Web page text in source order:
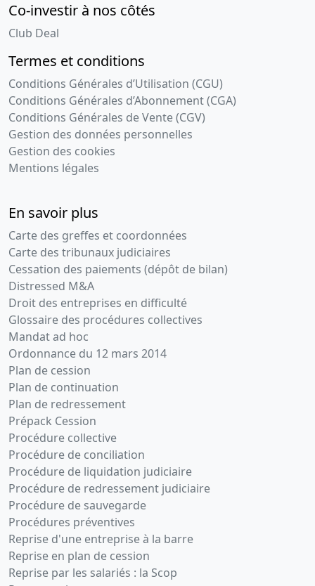
Co-investir à nos côtés
Club Deal
Termes et conditions
Conditions Générales d’Utilisation (CGU)
Conditions Générales d’Abonnement (CGA)
Conditions Générales de Vente (CGV)
Gestion des données personnelles
Gestion des cookies
Mentions légales
En savoir plus
Carte des greffes et coordonnées
Carte des tribunaux judiciaires
Cessation des paiements (dépôt de bilan)
Distressed M&A
Droit des entreprises en difficulté
Glossaire des procédures collectives
Mandat ad hoc
Ordonnance du 12 mars 2014
Plan de cession
Plan de continuation
Plan de redressement
Prépack Cession
Procédure collective
Procédure de conciliation
Procédure de liquidation judiciaire
Procédure de redressement judiciaire
Procédure de sauvegarde
Procédures préventives
Reprise d'une entreprise à la barre
Reprise en plan de cession
Reprise par les salariés : la Scop